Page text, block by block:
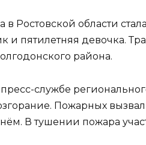
Ростовской области
и пятилетняя девочка.
района.
службе
Пожарных
В тушении пожара